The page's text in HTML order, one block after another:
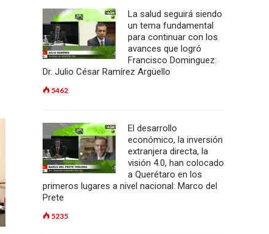
La salud seguirá siendo
un tema fundamental
para continuar con los
avances que logró
Francisco Dominguez:
Dr. Julio César Ramírez Argüello
5462
El desarrollo
económico, la inversión
extranjera directa, la
visión 4.0, han colocado
a Querétaro en los
primeros lugares a nivel nacional: Marco del
Prete
5235